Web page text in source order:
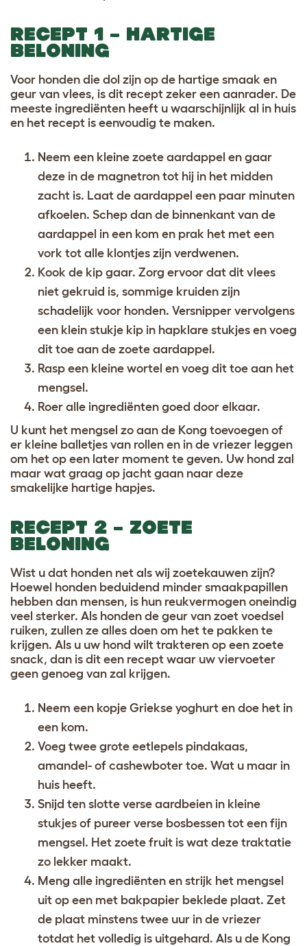
RECEPT 1 – HARTIGE
BELONING
Voor honden die dol zijn op de hartige smaak en
geur van vlees, is dit recept zeker een aanrader. De
meeste ingrediënten heeft u waarschijnlijk al in huis
en het recept is eenvoudig te maken.
Neem een kleine zoete aardappel en gaar
deze in de magnetron tot hij in het midden
zacht is. Laat de aardappel een paar minuten
afkoelen. Schep dan de binnenkant van de
aardappel in een kom en prak het met een
vork tot alle klontjes zijn verdwenen.
Kook de kip gaar. Zorg ervoor dat dit vlees
niet gekruid is, sommige kruiden zijn
schadelijk voor honden. Versnipper vervolgens
een klein stukje kip in hapklare stukjes en voeg
dit toe aan de zoete aardappel.
Rasp een kleine wortel en voeg dit toe aan het
mengsel.
Roer alle ingrediënten goed door elkaar.
U kunt het mengsel zo aan de Kong toevoegen of
er kleine balletjes van rollen en in de vriezer leggen
om het op een later moment te geven. Uw hond zal
maar wat graag op jacht gaan naar deze
smakelijke hartige hapjes.
RECEPT 2 – ZOETE
BELONING
Wist u dat honden net als wij zoetekauwen zijn?
Hoewel honden beduidend minder smaakpapillen
hebben dan mensen, is hun reukvermogen oneindig
veel sterker. Als honden de geur van zoet voedsel
ruiken, zullen ze alles doen om het te pakken te
krijgen. Als u uw hond wilt trakteren op een zoete
snack, dan is dit een recept waar uw viervoeter
geen genoeg van zal krijgen.
Neem een kopje Griekse yoghurt en doe het in
een kom.
Voeg twee grote eetlepels pindakaas,
amandel- of cashewboter toe. Wat u maar in
huis heeft.
Snijd ten slotte verse aardbeien in kleine
stukjes of pureer verse bosbessen tot een fijn
mengsel. Het zoete fruit is wat deze traktatie
zo lekker maakt.
Meng alle ingrediënten en strijk het mengsel
uit op een met bakpapier beklede plaat. Zet
de plaat minstens twee uur in de vriezer
totdat het volledig is uitgehard. Als u de Kong